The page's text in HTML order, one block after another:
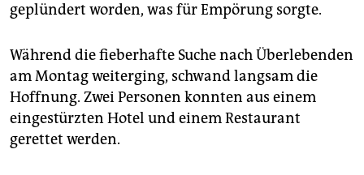
geplündert worden, was für Empörung sorgte.
Während die fieberhafte Suche nach Überlebenden
am Montag weiterging, schwand langsam die
Hoffnung. Zwei Personen konnten aus einem
eingestürzten Hotel und einem Restaurant
gerettet werden.